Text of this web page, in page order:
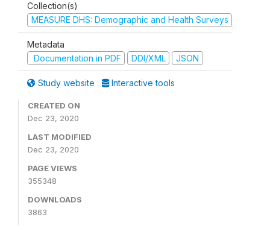
Collection(s)
MEASURE DHS: Demographic and Health Surveys
Metadata
Documentation in PDF
DDI/XML JSON
Study website Interactive tools
CREATED ON
Dec 23, 2020
LAST MODIFIED
Dec 23, 2020
PAGE VIEWS
355348
DOWNLOADS
3863